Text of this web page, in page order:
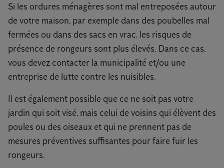
Si les ordures ménagères sont mal entreposées autour
de votre maison, par exemple dans des poubelles mal
fermées ou dans des sacs en vrac, les risques de
présence de rongeurs sont plus élevés. Dans ce cas,
vous devez contacter la municipalité et/ou une
entreprise de lutte contre les nuisibles.
Il est également possible que ce ne soit pas votre
jardin qui soit visé, mais celui de voisins qui élèvent des
poules ou des oiseaux et qui ne prennent pas de
mesures préventives suffisantes pour faire fuir les
rongeurs.